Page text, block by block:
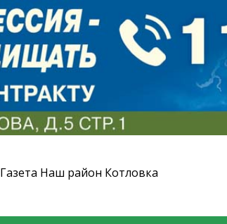
Газета Наш район Котловка